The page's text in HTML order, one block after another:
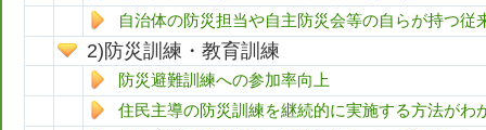
自治体の防災担当や自主防災会等の自らが持つ
防災訓練・教育訓練
防災避難訓練への参加率向上
住民主導の防災訓練を継続的に実施する方法がわ